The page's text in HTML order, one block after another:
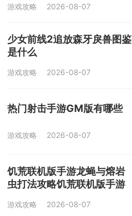
游戏攻略 2026-08-07
少女前线2追放森牙戾兽图鉴
是什么
游戏攻略 2026-08-07
热门射击手游GM版有哪些
游戏攻略 2026-08-07
饥荒联机版手游龙蝇与熔岩
虫打法攻略饥荒联机版手游
明
游戏攻略 2026-08-07